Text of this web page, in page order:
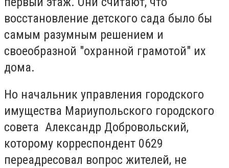
восстановление детского сада было бы
самым разумным решением и
своеобразной "охранной грамотой" их
дома.
Но начальник управления городского
имущества Мариупольского городского
совета Александр Добровольский,
которому корреспондент 0629
переадресовал вопрос жителей, не